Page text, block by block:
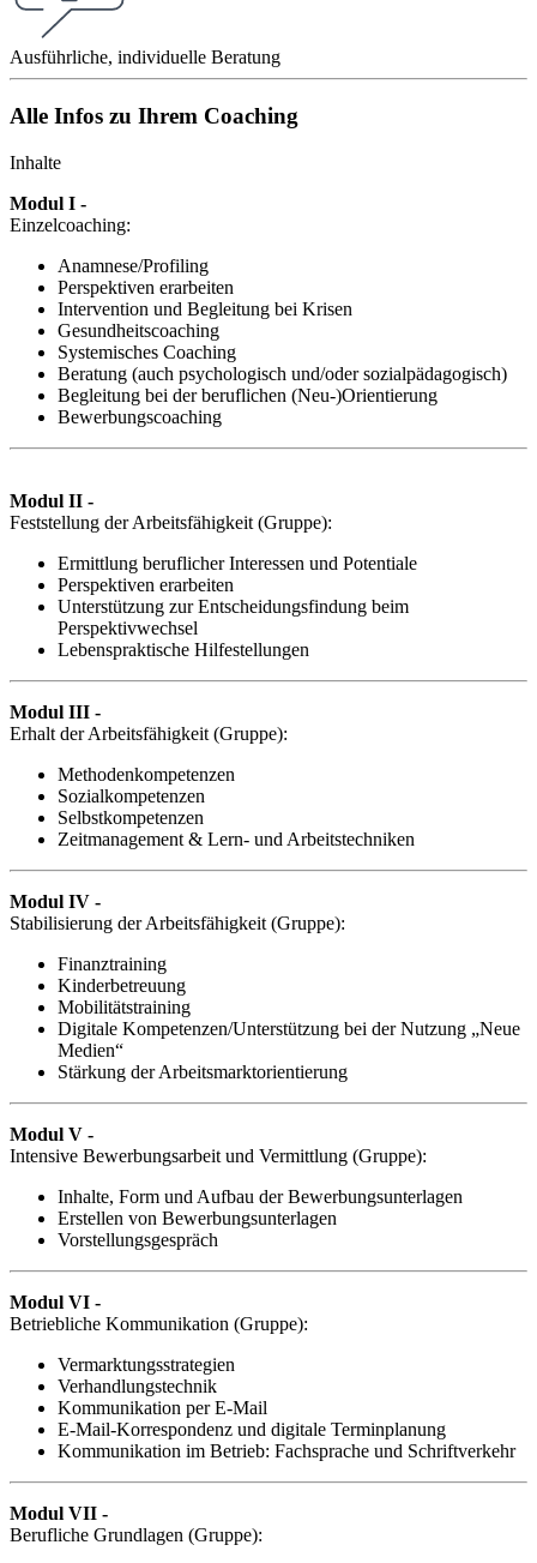
Ausführliche, individuelle Beratung
Alle Infos zu Ihrem Coaching
Inhalte
Modul I -
Einzelcoaching:
Anamnese/Profiling
Perspektiven erarbeiten
Intervention und Begleitung bei Krisen
Gesundheitscoaching
Systemisches Coaching
Beratung (auch psychologisch und/oder sozialpädagogisch)
Begleitung bei der beruflichen (Neu-)Orientierung
Bewerbungscoaching
Modul II -
Feststellung der Arbeitsfähigkeit (Gruppe):
Ermittlung beruflicher Interessen und Potentiale
Perspektiven erarbeiten
Unterstützung zur Entscheidungsfindung beim
Perspektivwechsel
Lebenspraktische Hilfestellungen
Modul III -
Erhalt der Arbeitsfähigkeit (Gruppe):
Methodenkompetenzen
Sozialkompetenzen
Selbstkompetenzen
Zeitmanagement & Lern- und Arbeitstechniken
Modul IV -
Stabilisierung der Arbeitsfähigkeit (Gruppe):
Finanztraining
Kinderbetreuung
Mobilitätstraining
Digitale Kompetenzen/Unterstützung bei der Nutzung „Neue
Medien“
Stärkung der Arbeitsmarktorientierung
Modul V -
Intensive Bewerbungsarbeit und Vermittlung (Gruppe):
Inhalte, Form und Aufbau der Bewerbungsunterlagen
Erstellen von Bewerbungsunterlagen
Vorstellungsgespräch
Modul VI -
Betriebliche Kommunikation (Gruppe):
Vermarktungsstrategien
Verhandlungstechnik
Kommunikation per E-Mail
E-Mail-Korrespondenz und digitale Terminplanung
Kommunikation im Betrieb: Fachsprache und Schriftverkehr
Modul VII -
Berufliche Grundlagen (Gruppe):